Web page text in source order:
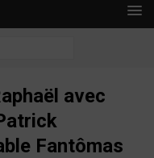
avec
Fantômas